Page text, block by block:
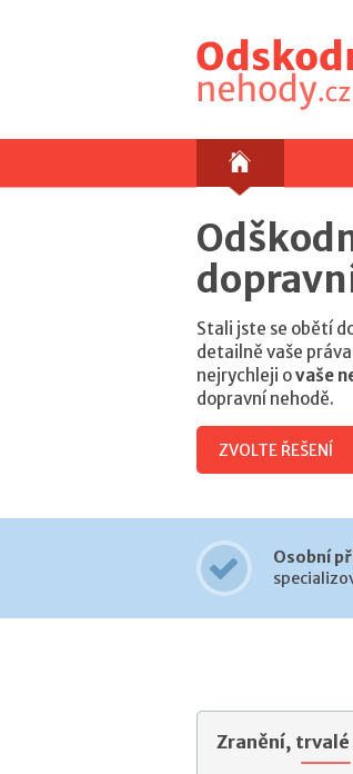
Stali jste se obětí
detailně vaše
nejrychleji ovaše
dopravní nehodě.
ZVOLTE ŘEŠENÍ
Osobní
Zranění,